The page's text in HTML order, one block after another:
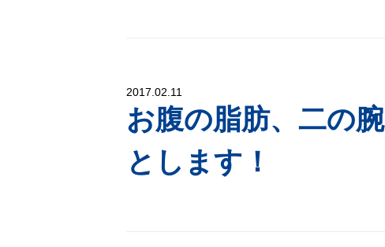
2017.02.11
お腹の脂肪、二の
とします！